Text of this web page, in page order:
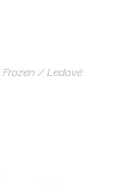
Frozen / Ledové